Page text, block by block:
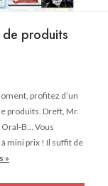
produits
profitez d’un
produits. Dreft, Mr.
Oral-B… Vous
mini prix ! Il suffit de
»